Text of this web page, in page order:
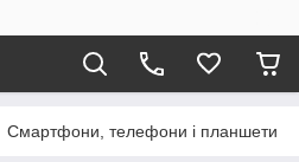
Смартфони, телефони і планшети